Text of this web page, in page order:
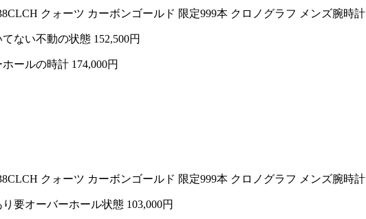
クォーツ カーボンゴールド 限定999本 クロノグラフ メンズ腕時計
ない不動の状態 152,500円
ールの時計 174,000円
クォーツ カーボンゴールド 限定999本 クロノグラフ メンズ腕時計
要オーバーホール状態 103,000円